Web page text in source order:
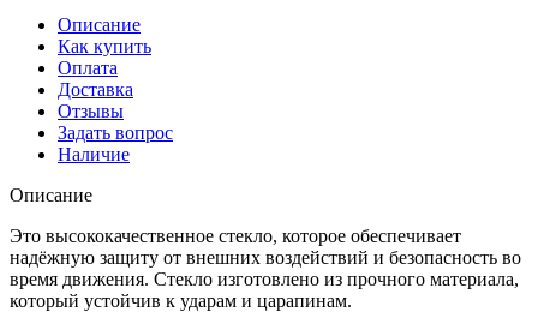
Описание
Как купить
Оплата
Доставка
Отзывы
Задать вопрос
Наличие
Описание
Это высококачественное стекло, которое обеспечивает
надёжную защиту от внешних воздействий и безопасность во
время движения. Стекло изготовлено из прочного материала,
который устойчив к ударам и царапинам.